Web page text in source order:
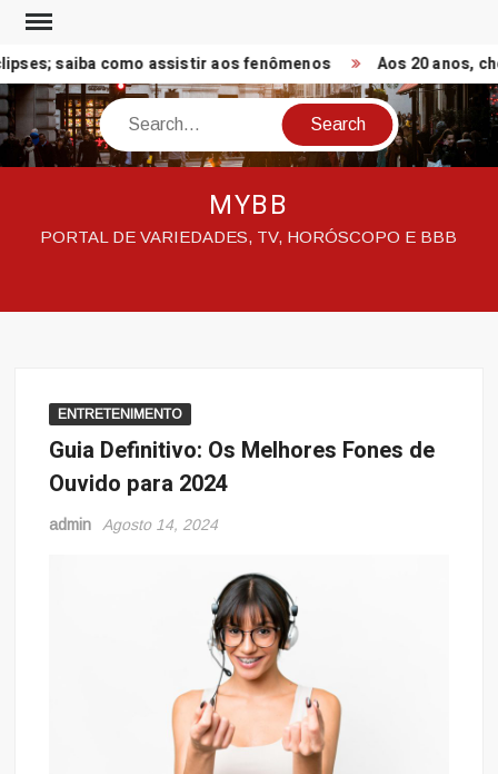
Skip
contentsaiba como assistir aos fenômenos Aos 20 anos,
Search
MYBB
PORTAL DE VARIEDADES, TV, HORÓSCOPO E BBB
ENTRETENIMENTO
Guia Definitivo: Os Melhores Fones de
Ouvido para 2024
admin Agosto 14, 2024